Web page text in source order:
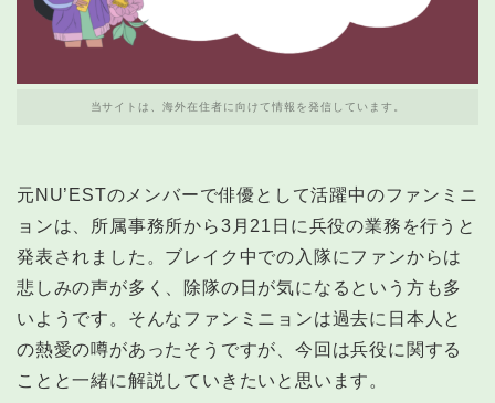
当サイトは、海外在住者に向けて情報を発信しています。
元NU’ESTのメンバーで俳優として活躍中のファンミニ
ョンは、所属事務所から3月21日に兵役の業務を行うと
発表されました。ブレイク中での入隊にファンからは
悲しみの声が多く、除隊の日が気になるという方も多
いようです。そんなファンミニョンは過去に日本人と
の熱愛の噂があったそうですが、今回は兵役に関する
ことと一緒に解説していきたいと思います。